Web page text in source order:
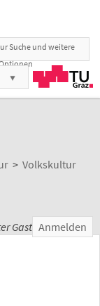
Suche und weitere
> Volkskultur
Gast Anmelden